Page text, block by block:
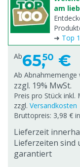
am
➜ Top
Ab65,50 €
Ab Abnahmemenge
zzgl. 19% MwSt.
Preis pro Stück inkl.
zzgl. Versandkosten
Bruttopreis: 3,98 €
Lieferzeit
Lieferzeiten sind
garantiert